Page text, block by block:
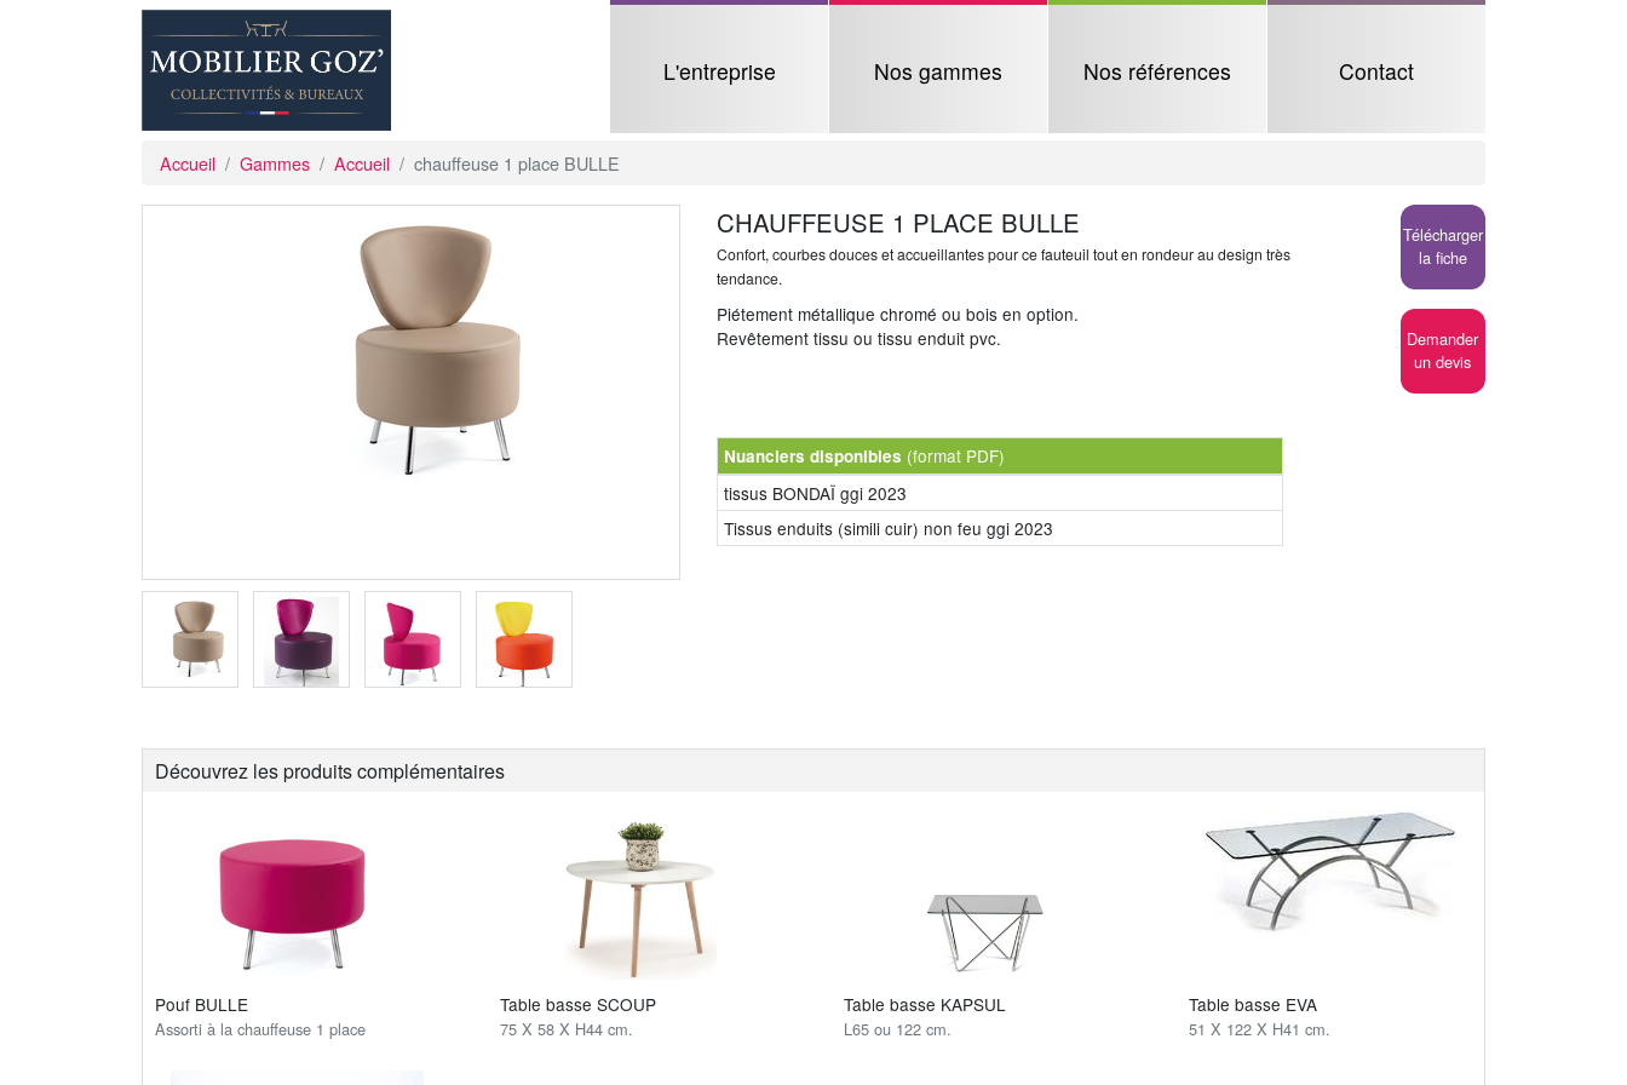
L'entreprise Nos gammes Nos références Contact
Accueil Gammes Accueil chauffeuse 1 place BULLE
CHAUFFEUSE 1 PLACE BULLE
Confort, courbes douces et accueillantes pour ce fauteuil tout en rondeur au design très
tendance.
Piétement métallique chromé ou bois en option.
Revêtement tissu ou tissu enduit pvc.
Télécharger
la fiche
Demander
un devis
Nuanciers disponibles (format PDF)
tissus BONDAÏ ggi 2023
Tissus enduits (simili cuir) non feu ggi 2023
Découvrez les produits complémentaires
Pouf BULLE
Assorti à la chauffeuse 1 place
Table basse SCOUP
75 X 58 X H44 cm.
Table basse KAPSUL
L65 ou 122 cm.
Table basse EVA
51 X 122 X H41 cm.